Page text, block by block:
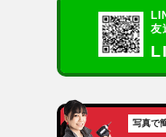
友
写真で